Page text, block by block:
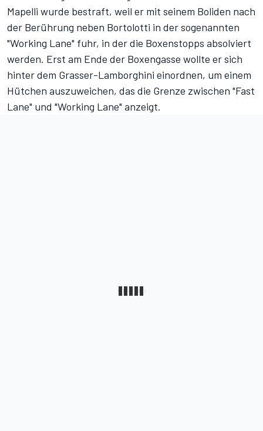
Mapelli wurde bestraft, weil er mit seinem Boliden nach
der Berührung neben Bortolotti in der sogenannten
"Working Lane" fuhr, in der die Boxenstopps absolviert
werden. Erst am Ende der Boxengasse wollte er sich
hinter dem Grasser-Lamborghini einordnen, um einem
Hütchen auszuweichen, das die Grenze zwischen "Fast
Lane" und "Working Lane" anzeigt.